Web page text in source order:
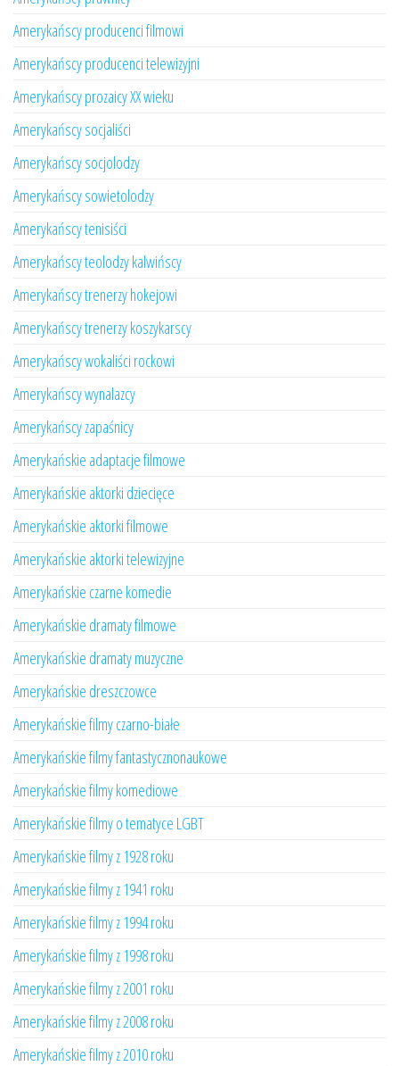
Amerykańscy producenci filmowi
Amerykańscy producenci telewizyjni
Amerykańscy prozaicy XX wieku
Amerykańscy socjaliści
Amerykańscy socjolodzy
Amerykańscy sowietolodzy
Amerykańscy tenisiści
Amerykańscy teolodzy kalwińscy
Amerykańscy trenerzy hokejowi
Amerykańscy trenerzy koszykarscy
Amerykańscy wokaliści rockowi
Amerykańscy wynalazcy
Amerykańscy zapaśnicy
Amerykańskie adaptacje filmowe
Amerykańskie aktorki dziecięce
Amerykańskie aktorki filmowe
Amerykańskie aktorki telewizyjne
Amerykańskie czarne komedie
Amerykańskie dramaty filmowe
Amerykańskie dramaty muzyczne
Amerykańskie dreszczowce
Amerykańskie filmy czarno-białe
Amerykańskie filmy fantastycznonaukowe
Amerykańskie filmy komediowe
Amerykańskie filmy o tematyce LGBT
Amerykańskie filmy z 1928 roku
Amerykańskie filmy z 1941 roku
Amerykańskie filmy z 1994 roku
Amerykańskie filmy z 1998 roku
Amerykańskie filmy z 2001 roku
Amerykańskie filmy z 2008 roku
Amerykańskie filmy z 2010 roku